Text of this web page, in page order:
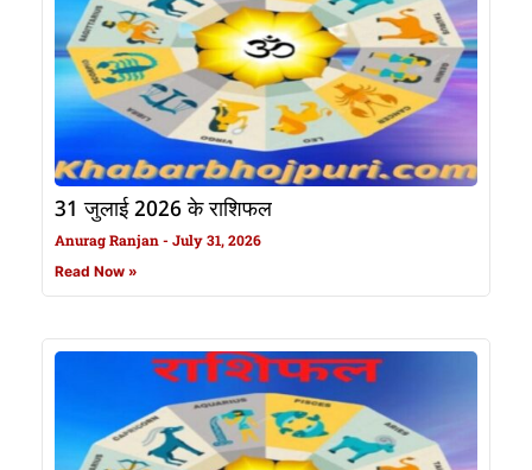
31 जुलाई 2026 के राशिफल
Anurag Ranjan July 31, 2026
Read Now »